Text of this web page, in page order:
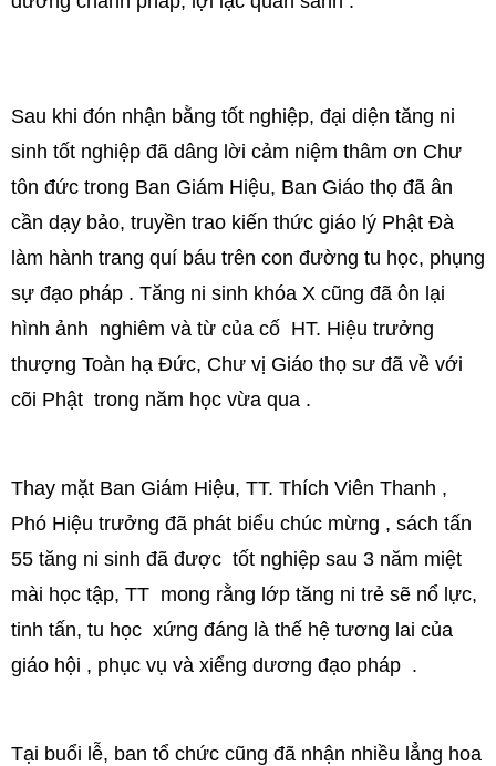
Sau khi đón nhận bằng tốt nghiệp, đại diện tăng ni
sinh tốt nghiệp đã dâng lời cảm niệm thâm ơn Chư
tôn đức trong Ban Giám Hiệu, Ban Giáo thọ đã ân
cần dạy bảo, truyền trao kiến thức giáo lý Phật Đà
làm hành trang quí báu trên con đường tu học, phụng
sự đạo pháp . Tăng ni sinh khóa X cũng đã ôn lại
hình ảnh nghiêm và từ của cố HT. Hiệu trưởng
thượng Toàn hạ Đức, Chư vị Giáo thọ sư đã về với
cõi Phật trong năm học vừa qua .
Thay mặt Ban Giám Hiệu, TT. Thích Viên Thanh ,
Phó Hiệu trưởng đã phát biểu chúc mừng , sách tấn
55 tăng ni sinh đã được tốt nghiệp sau 3 năm miệt
mài học tập, TT mong rằng lớp tăng ni trẻ sẽ nổ lực,
tinh tấn, tu học xứng đáng là thế hệ tương lai của
giáo hội , phục vụ và xiểng dương đạo pháp .
Tại buổi lễ, ban tổ chức cũng đã nhận nhiều lẳng hoa